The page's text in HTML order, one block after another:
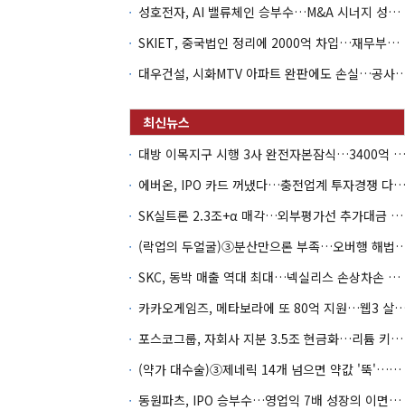
성호전자, AI 밸류체인 승부수…M&A 시너지 성과 '시험대'
SKIET, 중국법인 정리에 2000억 차입…재무부담 더 커졌다
대우건설, 시화MTV 아파트 완
대방 이목지구 시행 3사 완전자본잠식…3400억 PF는 그룹 신용으로
에버온, IPO 카드 꺼냈다…충전업계 투자경쟁 다시 불붙나
SK실트론 2.3조+α 매각…외부평가선 추가대금 가치 '0원'
(락업의 두얼굴)③분산만으론 부족
SKC, 동박 매출 역대 최대…넥실리스 손상차손 악순환 끊나
카카오게임즈, 메타보라에 또 80억
포스코그룹, 자회사 지분 3.5조 현금화…리튬 키우고 오버행 부담
(약가 대수술)③제네릭 14개 넘으면 약값 '뚝'…등재전략 혼선
동원파츠, IPO 승부수…영업익 7배 성장의 이면은 고객 편중